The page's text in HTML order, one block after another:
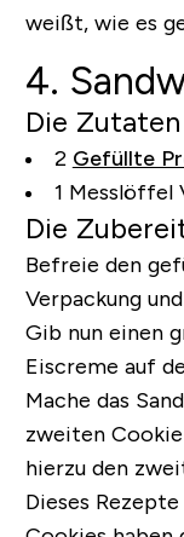
weißt, wie es
4.
Die Zutaten
2 Gefüllte
1 Messlöffel
Die
Befreie den
Verpackung
Gib nun einen
Eiscreme auf
Mache das
zweiten
hierzu den
Dieses